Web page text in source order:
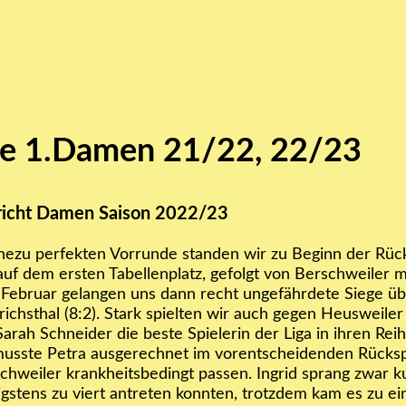
1.Damen 21/22, 22/23
Damen Saison 2022/23
perfekten Vorrunde standen wir zu Beginn der
dem ersten Tabellenplatz, gefolgt von Berschweiler
gelangen uns dann recht ungefährdete Siege
(8:2). Stark spielten wir auch gegen Heusweiler
Schneider die beste Spielerin der Liga in ihren
Petra ausgerechnet im vorentscheidenden
krankheitsbedingt passen. Ingrid sprang zwar
zu viert antreten konnten, trotzdem kam es zu